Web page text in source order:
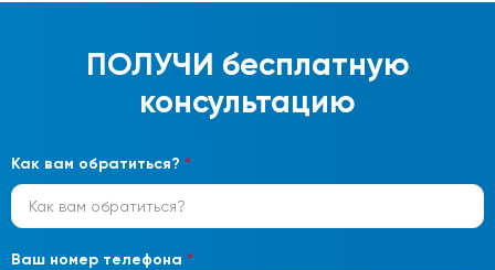
ПОЛУЧИ бесплатную
консультацию
Как вам обратиться? *
Ваш номер телефона *